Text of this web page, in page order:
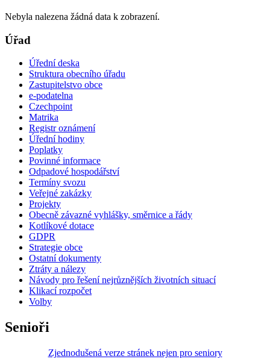
Nebyla nalezena žádná data k zobrazení.
Úřad
Úřední deska
Struktura obecního úřadu
Zastupitelstvo obce
e-podatelna
Czechpoint
Matrika
Registr oznámení
Úřední hodiny
Poplatky
Povinné informace
Odpadové hospodářství
Termíny svozu
Veřejné zakázky
Projekty
Obecně závazné vyhlášky, směrnice a řády
Kotlíkové dotace
GDPR
Strategie obce
Ostatní dokumenty
Ztráty a nálezy
Návody pro řešení nejrůznějších životních situací
Klikací rozpočet
Volby
Senioři
Zjednodušená verze stránek nejen pro seniory